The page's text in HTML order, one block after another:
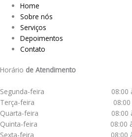
Home
Sobre nós
Serviços
Depoimentos
Contato
Horário de Atendimento
Segunda-feira 08:00 às
Terça-feira 08:00 às
Quarta-feira 08:00 às
Quinta-feira 08:00 às
Sexta-feira 08:00 às